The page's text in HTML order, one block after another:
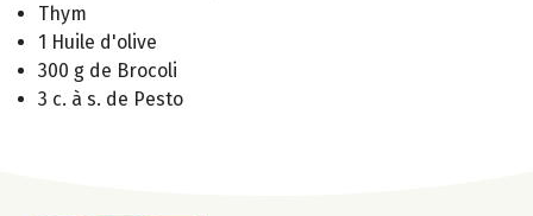
Thym
1 Huile d'olive
300 g de Brocoli
3 c. à s. de Pesto